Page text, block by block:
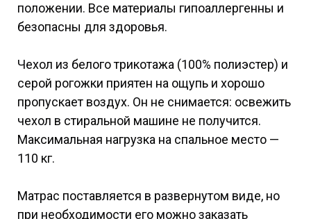
положении. Все материалы гипоаллергенны и
безопасны для здоровья.
Чехол из белого трикотажа (100% полиэстер) и
серой рогожки приятен на ощупь и хорошо
пропускает воздух. Он не снимается: освежить
чехол в стиральной машине не получится.
Максимальная нагрузка на спальное место —
110 кг.
Матрас поставляется в развернутом виде, но
при необходимости его можно заказать